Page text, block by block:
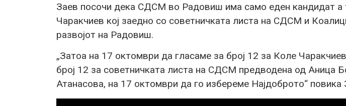
Заев посочи дека СДСМ во Радовиш има само еден кандидат а
Чаракчиев кој заедно со советничката листа на СДСМ и
развојот на Радовиш.
„Затоа на 17 октомври да гласаме за број 12 за Коле
број 12 за советничката листа на СДСМ предводена од Аница
Атанасова, на 17 октомври да го избереме Најдоброто“ повика